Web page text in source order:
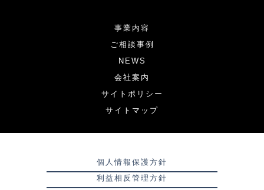
事業内容
ご相談事例
NEWS
会社案内
サイトポリシー
サイトマップ
個人情報保護方針
利益相反管理方針